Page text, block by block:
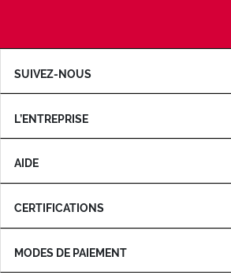
SUIVEZ-NOUS
L’ENTREPRISE
AIDE
CERTIFICATIONS
MODES DE PAIEMENT